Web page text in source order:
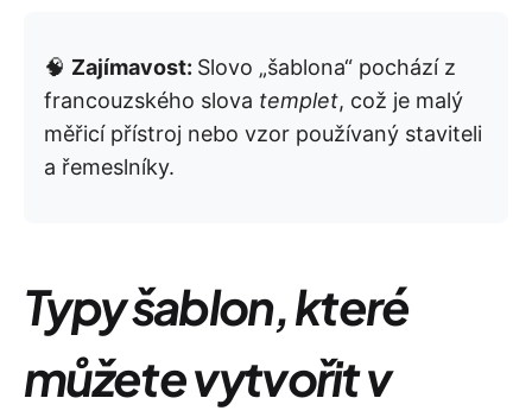
🧠 Zajímavost: Slovo „šablona“ pochází z
francouzského slova templet, což je malý
měřicí přístroj nebo vzor používaný staviteli
a řemeslníky.
Typy šablon, které
můžete vytvořit v